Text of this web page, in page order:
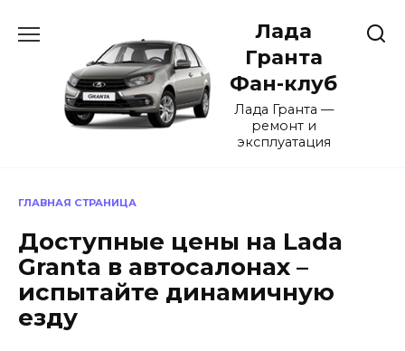
содержанию
Лада
Гранта
Фан-клуб
Лада Гранта —
ремонт и
эксплуатация
ГЛАВНАЯ СТРАНИЦА
Доступные цены на Lada
Granta в автосалонах –
испытайте динамичную
езду